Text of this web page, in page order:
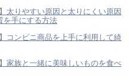
太りやすい原因と太りにくい原因
を手にする方法
コンビニ商品を上手に利用して綺
家族と一緒に美味しいものを食べ